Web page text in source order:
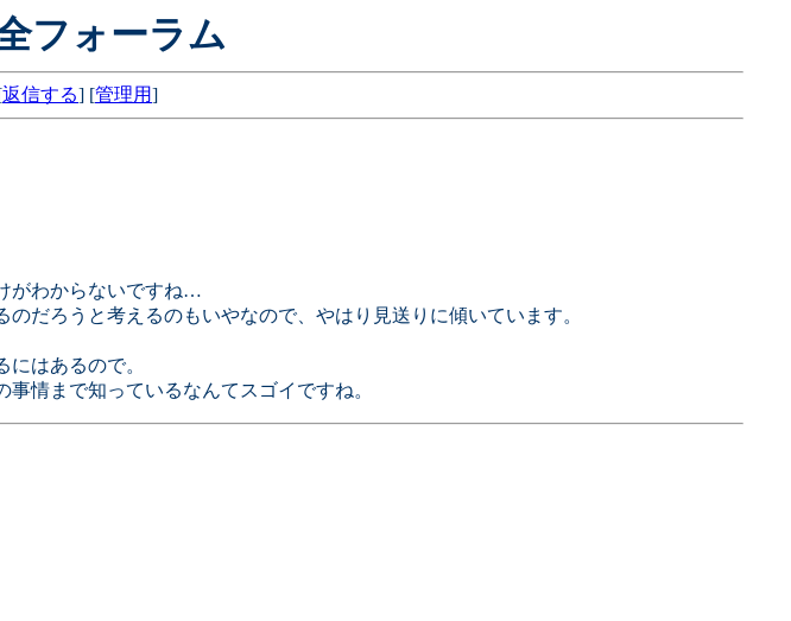
フォーラム
返信する] [管理用]
がわからないですね…
だろうと考えるのもいやなので、やはり見送りに傾いています。
はあるので。
情まで知っているなんてスゴイですね。